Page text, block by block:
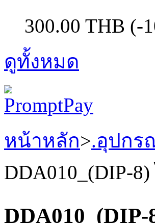
300.00 THB (-
ดูทั้งหมด
หน้าหลัก>.อุปกร
DDA010_(DIP-